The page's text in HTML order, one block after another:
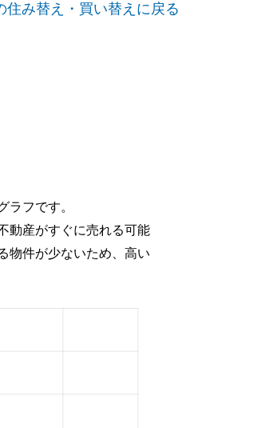
住み替え・買い替えに戻る
フです。
動産がすぐに売れる可能
物件が少ないため、高い